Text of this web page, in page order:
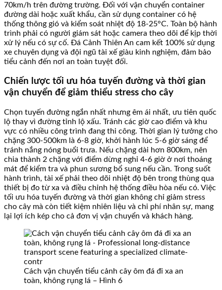
70km/h trên đường trường. Đối với vận chuyển container
đường dài hoặc xuất khẩu, cần sử dụng container có hệ
thống thông gió và kiểm soát nhiệt độ 18-25°C. Toàn bộ hành
trình phải có người giám sát hoặc camera theo dõi để kịp thời
xử lý nếu có sự cố. Đá Cảnh Thiên An cam kết 100% sử dụng
xe chuyên dụng và đội ngũ tài xế giàu kinh nghiệm, đảm bảo
tiểu cảnh đến nơi an toàn tuyệt đối.
Chiến lược tối ưu hóa tuyến đường và thời gian
vận chuyển để giảm thiểu stress cho cây
Chọn tuyến đường ngắn nhất nhưng êm ái nhất, ưu tiên quốc
lộ thay vì đường tỉnh lộ xấu. Tránh các giờ cao điểm và khu
vực có nhiều công trình đang thi công. Thời gian lý tưởng cho
chặng 300-500km là 6-8 giờ, khởi hành lúc 5-6 giờ sáng để
tránh nắng nóng buổi trưa. Nếu chặng dài hơn 800km, nên
chia thành 2 chặng với điểm dừng nghỉ 4-6 giờ ở nơi thoáng
mát để kiểm tra và phun sương bổ sung nếu cần. Trong suốt
hành trình, tài xế phải theo dõi nhiệt độ bên trong thùng qua
thiết bị đo từ xa và điều chỉnh hệ thống điều hòa nếu có. Việc
tối ưu hóa tuyến đường và thời gian không chỉ giảm stress
cho cây mà còn tiết kiệm nhiên liệu và chi phí nhân sự, mang
lại lợi ích kép cho cả đơn vị vận chuyển và khách hàng.
Cách vận chuyển tiểu cảnh cây ôm đá đi xa an
toàn, không rụng lá – Hình 6